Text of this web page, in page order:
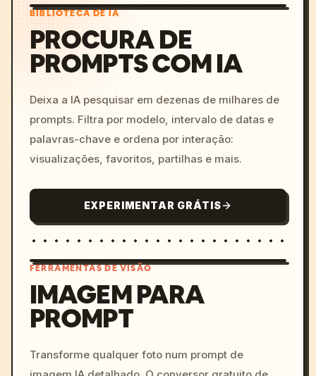
BIBLIOTECA DE IA
PROCURA DE
PROMPTS COM IA
Deixa a IA pesquisar em dezenas de milhares de
prompts. Filtra por modelo, intervalo de datas e
palavras-chave e ordena por interação:
visualizações, favoritos, partilhas e mais.
EXPERIMENTAR GRÁTIS
colors, 8k --v 6.0
FERRAMENTAS DE VISÃO
IMAGEM PARA
PROMPT
Transforme qualquer foto num prompt de